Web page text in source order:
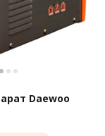
Daewoo